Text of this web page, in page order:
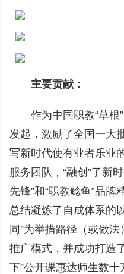
主要贡献：
作为中国职教“草
发起，激励了全国一大
写新时代使有业者乐业
服务团队，“融创”了新
先锋”和“职教鲶鱼”品牌
总结凝炼了自成体系的
同”为举措路径（或做
推广模式，并成功打造
下”公开课惠达师生数十